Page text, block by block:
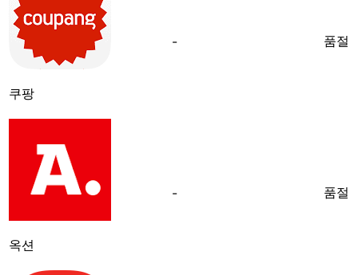
쿠팡
- 품절
옥션
- 품절